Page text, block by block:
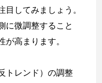
してみましょう。
に微調整すること
高まります。
トレンド）の調整